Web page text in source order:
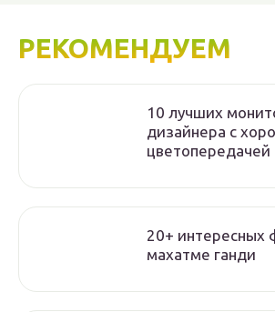
РЕКОМЕНДУЕМ
10 лучших
дизайнера с
цветопередачей
20+ интересных
махатме ганди